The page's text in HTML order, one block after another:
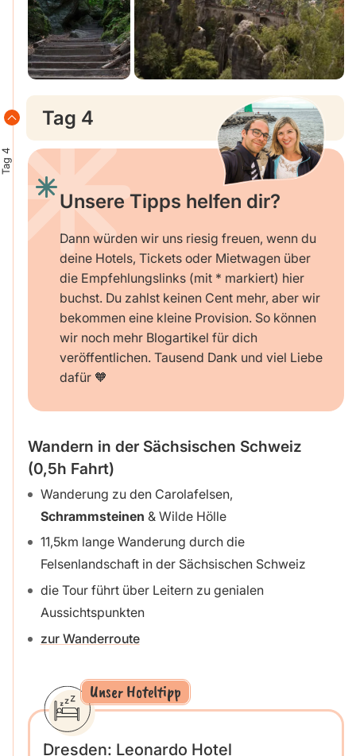
Tag 4
Tag 4
Unsere Tipps helfen dir?
Dann würden wir uns riesig freuen, wenn du
deine Hotels, Tickets oder Mietwagen über
die Empfehlungslinks (mit * markiert) hier
buchst. Du zahlst keinen Cent mehr, aber wir
bekommen eine kleine Provision. So können
wir noch mehr Blogartikel für dich
veröffentlichen. Tausend Dank und viel Liebe
dafür 🧡
Wandern in der Sächsischen Schweiz
(0,5h Fahrt)
Wanderung zu den Carolafelsen,
Schrammsteinen & Wilde Hölle
11,5km lange Wanderung durch die
Felsenlandschaft in der Sächsischen Schweiz
die Tour führt über Leitern zu genialen
Aussichtspunkten
zur Wanderroute
Unser Hoteltipp
Dresden: Leonardo Hotel